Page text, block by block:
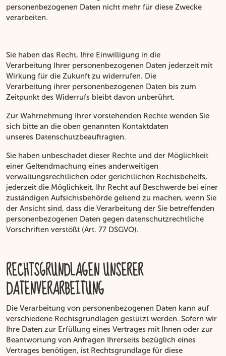
personenbezogenen Daten nicht mehr für diese Zwecke
verarbeiten.
Sie haben das Recht, Ihre Einwilligung in die
Verarbeitung Ihrer personenbezogenen Daten jederzeit mit
Wirkung für die Zukunft zu widerrufen. Die
Verarbeitung ihrer personenbezogenen Daten bis zum
Zeitpunkt des Widerrufs bleibt davon unberührt.
Zur Wahrnehmung Ihrer vorstehenden Rechte wenden Sie
sich bitte an die oben genannten Kontaktdaten
unseres Datenschutzbeauftragten.
Sie haben unbeschadet dieser Rechte und der Möglichkeit
einer Geltendmachung eines anderweitigen
verwaltungsrechtlichen oder gerichtlichen Rechtsbehelfs,
jederzeit die Möglichkeit, Ihr Recht auf Beschwerde bei einer
zuständigen Aufsichtsbehörde geltend zu machen, wenn Sie
der Ansicht sind, dass die Verarbeitung der Sie betreffenden
personenbezogenen Daten gegen datenschutzrechtliche
Vorschriften verstößt (Art. 77 DSGVO).
RECHTSGRUNDLAGEN UNSERER
DATENVERARBEITUNG
Die Verarbeitung von personenbezogenen Daten kann auf
verschiedene Rechtsgrundlagen gestützt werden. Sofern wir
Ihre Daten zur Erfüllung eines Vertrages mit Ihnen oder zur
Beantwortung von Anfragen Ihrerseits bezüglich eines
Vertrages benötigen, ist Rechtsgrundlage für diese